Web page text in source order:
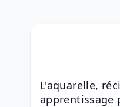
L'aquarelle,
apprentissage